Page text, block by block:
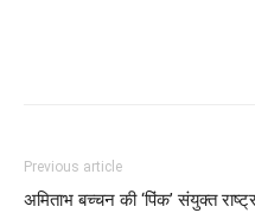
Previous article
अमिताभ बच्‍चन की ‘पिंक’ संयुक्त